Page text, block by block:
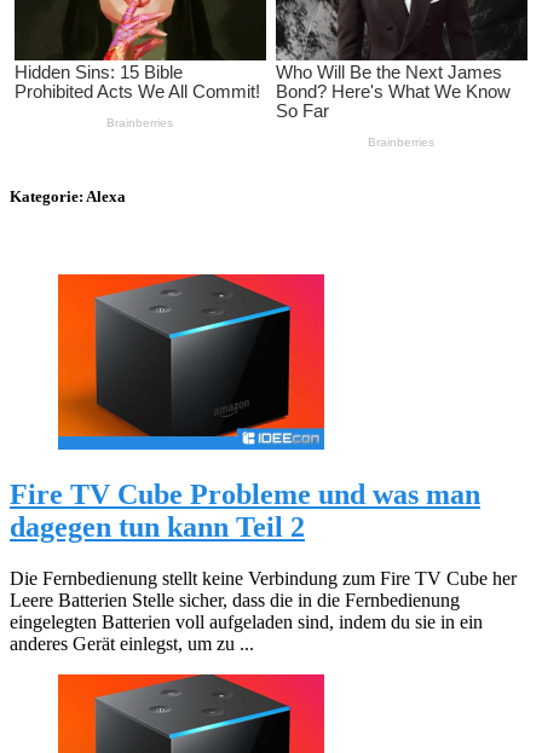
Kategorie: Alexa
Fire TV Cube Probleme und was man
dagegen tun kann Teil 2
Die Fernbedienung stellt keine Verbindung zum Fire TV Cube her
Leere Batterien Stelle sicher, dass die in die Fernbedienung
eingelegten Batterien voll aufgeladen sind, indem du sie in ein
anderes Gerät einlegst, um zu ...